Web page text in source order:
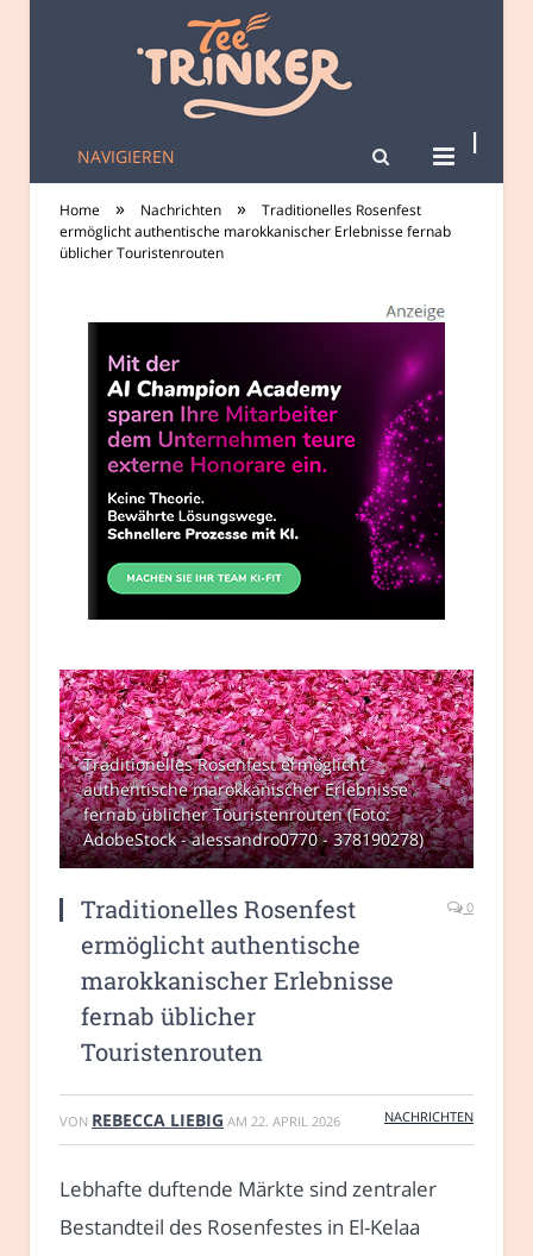
tee-trinker.de
NAVIGIEREN
Home » Nachrichten »
Traditionelles Rosenfest
ermöglicht authentische marokkanischer Erlebnisse fernab
üblicher Touristenrouten
Traditionelles Rosenfest ermöglicht
authentische marokkanischer Erlebnisse
fernab üblicher Touristenrouten (Foto:
AdobeStock - alessandro0770 - 378190278)
Traditionelles Rosenfest
ermöglicht authentische
marokkanischer Erlebnisse
fernab üblicher
Touristenrouten
0
VON REBECCA LIEBIG AM 22. APRIL 2026 NACHRICHTEN
Lebhafte duftende Märkte sind zentraler
Bestandteil des Rosenfestes in El-Kelaa